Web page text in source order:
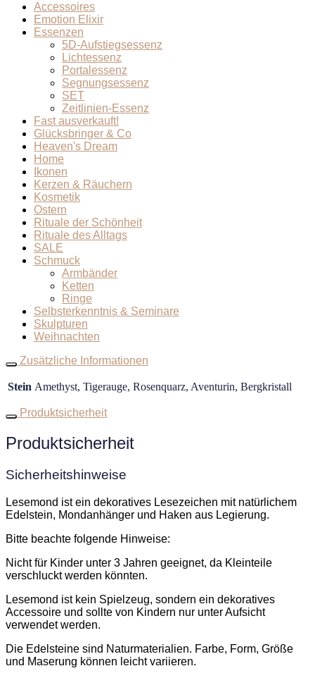
Accessoires
Emotion Elixir
Essenzen
5D-Aufstiegsessenz
Lichtessenz
Portalessenz
Segnungsessenz
SET
Zeitlinien-Essenz
Fast ausverkauft!
Glücksbringer & Co
Heaven's Dream
Home
Ikonen
Kerzen & Räuchern
Kosmetik
Ostern
Rituale der Schönheit
Rituale des Alltags
SALE
Schmuck
Armbänder
Ketten
Ringe
Selbsterkenntnis & Seminare
Skulpturen
Weihnachten
Zusätzliche Informationen
Stein Amethyst, Tigerauge, Rosenquarz, Aventurin, Bergkristall
Produktsicherheit
Produktsicherheit
Sicherheitshinweise
Lesemond ist ein dekoratives Lesezeichen mit natürlichem
Edelstein, Mondanhänger und Haken aus Legierung.
Bitte beachte folgende Hinweise:
Nicht für Kinder unter 3 Jahren geeignet, da Kleinteile
verschluckt werden könnten.
Lesemond ist kein Spielzeug, sondern ein dekoratives
Accessoire und sollte von Kindern nur unter Aufsicht
verwendet werden.
Die Edelsteine sind Naturmaterialien. Farbe, Form, Größe
und Maserung können leicht variieren.